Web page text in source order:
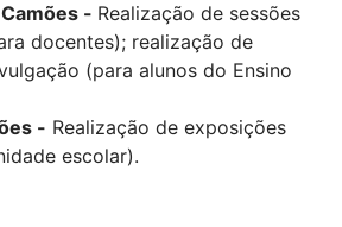
- Realização de sessões
docentes); realização de
(para alunos do Ensino
- Realização de exposições
escolar).